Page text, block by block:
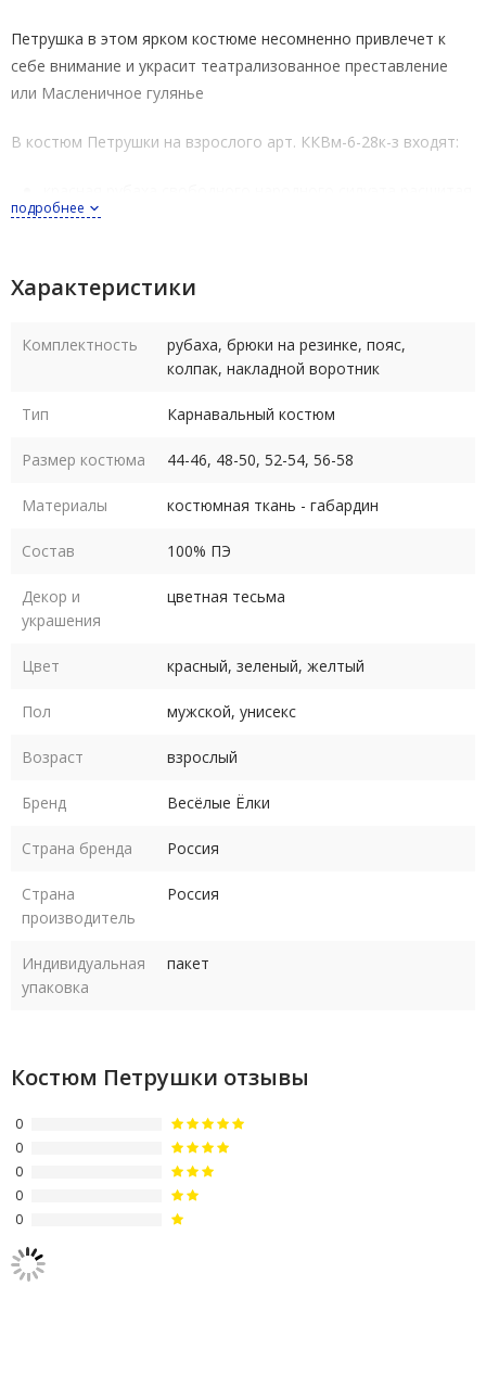
Петрушка в этом ярком костюме несомненно привлечет к
себе внимание и украсит театрализованное преставление
или Масленичное гулянье
В костюм Петрушки на взрослого арт. ККВм-6-28к-з входят:
цветной тесьмой
большой ярко-желтый накладной воротник
желтый пояс, расшитый цветной тесьмой
бубенчика (р. 60 - мужской)
Костюм русского Петрушки полностью выполнен из
габардина
Костюм выпускается в размерах 44-46, 48-50, 52-54, 56-58.
Рост костюма в любом размере 170-182 см
Уход - деликатная сухая чистка по месту загрязнения, глажка
подробнее
Характеристики
Комплектность
рубаха, брюки на резинке, пояс,
колпак, накладной воротник
Тип Карнавальный костюм
Размер костюма 44-46, 48-50, 52-54, 56-58
Материалы костюмная ткань - габардин
Состав 100% ПЭ
Декор и
украшения
цветная тесьма
Цвет красный, зеленый, желтый
Пол мужской, унисекс
Возраст взрослый
Бренд Весёлые Ёлки
Страна бренда Россия
Страна
производитель
Россия
Индивидуальная
упаковка
пакет
Костюм Петрушки отзывы
0
0
0
0
0